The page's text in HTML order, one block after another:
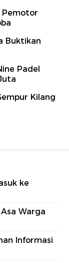
Pemotor
Buktikan
Padel
Kilang
ke
Warga
Informasi